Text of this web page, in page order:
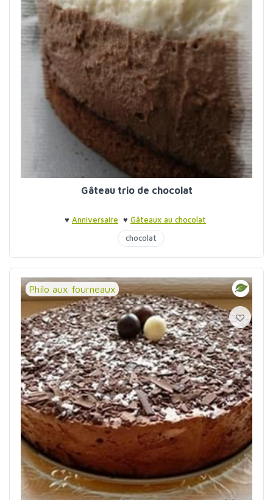
Gâteau trio de chocolat
♥ Anniversaire ♥ Gâteaux au chocolat
chocolat
Philo aux fourneaux